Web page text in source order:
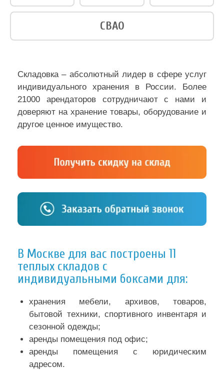
СВАО
Складовка – абсолютный лидер в сфере услуг
индивидуального хранения в России. Более
21000 арендаторов сотрудничают с нами и
доверяют на хранение товары, оборудование и
другое ценное имущество.
В Москве для вас построены 11
теплых складов с
индивидуальными боксами для:
хранения мебели, архивов, товаров,
бытовой техники, спортивного инвентаря и
сезонной одежды;
аренды помещения под офис;
аренды помещения с юридическим
адресом.